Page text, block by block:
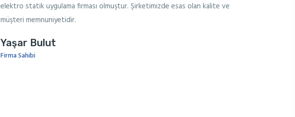
elektro statik uygulama firması olmuştur. Şirketimizde esas olan kalite ve
müşteri memnuniyetidir.
Yaşar Bulut
Firma Sahibi